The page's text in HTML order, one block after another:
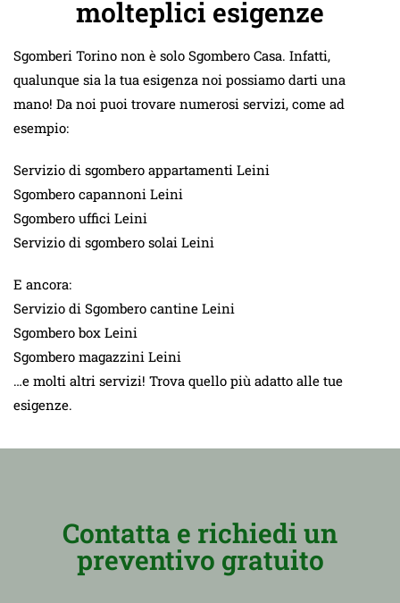
molteplici esigenze
Sgomberi Torino non è solo Sgombero Casa. Infatti,
qualunque sia la tua esigenza noi possiamo darti una
mano! Da noi puoi trovare numerosi servizi, come ad
esempio:
Servizio di sgombero appartamenti Leini
Sgombero capannoni Leini
Sgombero uffici Leini
Servizio di sgombero solai Leini
E ancora:
Servizio di Sgombero cantine Leini
Sgombero box Leini
Sgombero magazzini Leini
…e molti altri servizi! Trova quello più adatto alle tue
esigenze.
Contatta e richiedi un
preventivo gratuito